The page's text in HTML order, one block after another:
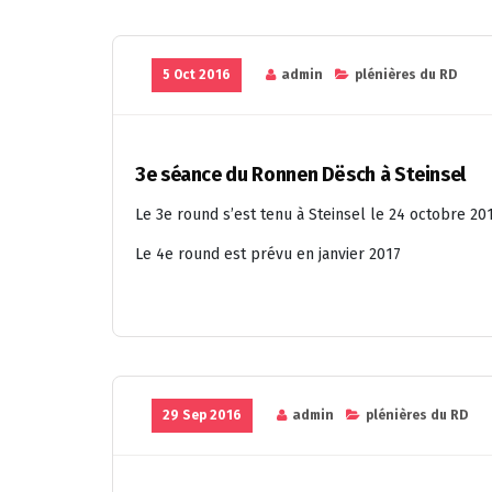
5 Oct 2016 admin plénières du RD
3e séance du Ronnen Dësch à Steinsel
Le 3e round s’est tenu à Steinsel le 24 octobre
Le 4e round est prévu en janvier 2017
29 Sep 2016 admin plénières du RD